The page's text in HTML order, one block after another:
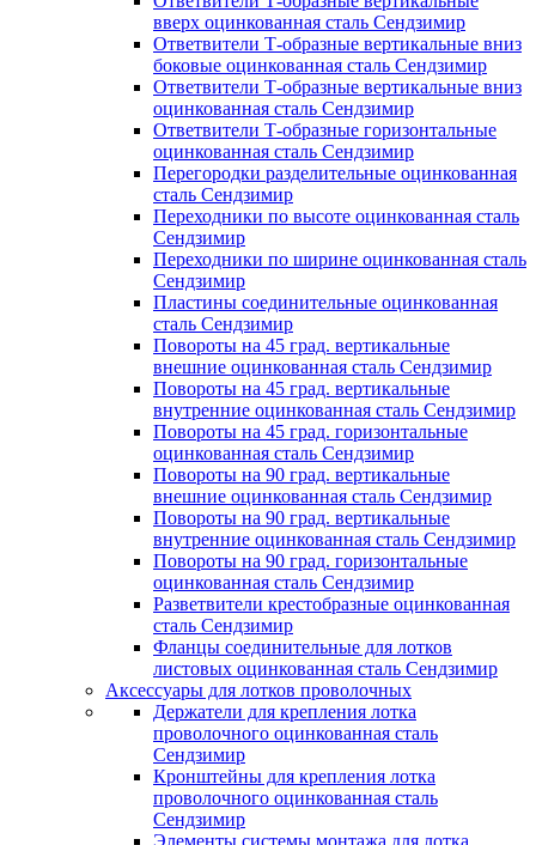
вверх оцинкованная сталь Сендзимир
Ответвители Т-образные вертикальные вниз
боковые оцинкованная сталь Сендзимир
Ответвители Т-образные вертикальные вниз
оцинкованная сталь Сендзимир
Ответвители Т-образные горизонтальные
оцинкованная сталь Сендзимир
Перегородки разделительные оцинкованная
сталь Сендзимир
Переходники по высоте оцинкованная сталь
Сендзимир
Переходники по ширине оцинкованная сталь
Сендзимир
Пластины соединительные оцинкованная
сталь Сендзимир
Повороты на 45 град. вертикальные
внешние оцинкованная сталь Сендзимир
Повороты на 45 град. вертикальные
внутренние оцинкованная сталь Сендзимир
Повороты на 45 град. горизонтальные
оцинкованная сталь Сендзимир
Повороты на 90 град. вертикальные
внешние оцинкованная сталь Сендзимир
Повороты на 90 град. вертикальные
внутренние оцинкованная сталь Сендзимир
Повороты на 90 град. горизонтальные
оцинкованная сталь Сендзимир
Разветвители крестобразные оцинкованная
сталь Сендзимир
Фланцы соединительные для лотков
листовых оцинкованная сталь Сендзимир
Аксессуары для лотков проволочных
Держатели для крепления лотка
проволочного оцинкованная сталь
Сендзимир
Кронштейны для крепления лотка
проволочного оцинкованная сталь
Сендзимир
Элементы системы монтажа для лотка